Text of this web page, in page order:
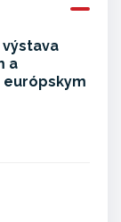
výstava
a
európskym